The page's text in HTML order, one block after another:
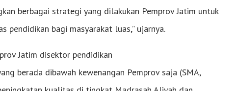
berbagai strategi yang dilakukan Pemprov Jatim untuk
pendidikan bagi masyarakat luas,” ujarnya.
Jatim disektor pendidikan
berada dibawah kewenangan Pemprov saja (SMA,